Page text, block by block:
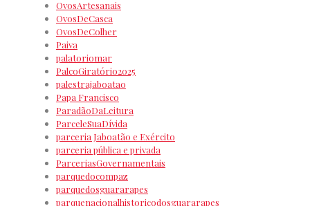
OvosArtesanais
OvosDeCasca
OvosDeColher
Paiva
palatoriomar
PalcoGiratório2025
palestrajaboatao
Papa Francisco
ParadãoDaLeitura
ParceleSuaDívida
parceria Jaboatão e Exército
parceria pública e privada
ParceriasGovernamentais
parquedocompaz
parquedosguararapes
parquenacionalhistoricodosguararapes